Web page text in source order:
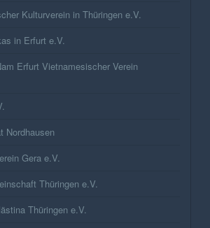
Kulturverein in Thüringen e.V.
in Erfurt e.V.
Erfurt Vietnamesischer Verein
Nordhausen
Gera e.V.
Thüringen e.V.
Thüringen e.V.